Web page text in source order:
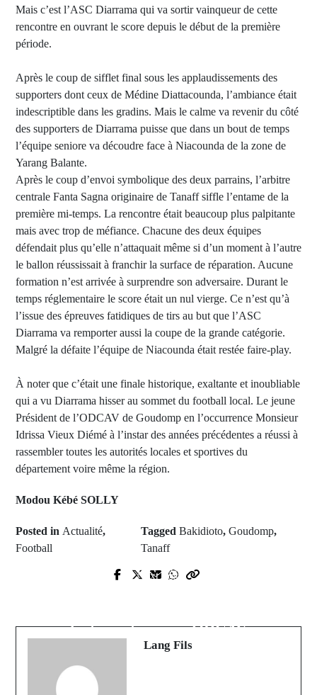
Mais c’est l’ASC Diarrama qui va sortir vainqueur de cette
rencontre en ouvrant le score depuis le début de la première
période.
Après le coup de sifflet final sous les applaudissements des
supporters dont ceux de Médine Diattacounda, l’ambiance était
indescriptible dans les gradins. Mais le calme va revenir du côté
des supporters de Diarrama puisse que dans un bout de temps
l’équipe seniore va découdre face à Niacounda de la zone de
Yarang Balante.
Après le coup d’envoi symbolique des deux parrains, l’arbitre
centrale Fanta Sagna originaire de Tanaff siffle l’entame de la
première mi-temps. La rencontre était beaucoup plus palpitante
mais avec trop de méfiance. Chacune des deux équipes
défendait plus qu’elle n’attaquait même si d’un moment à l’autre
le ballon réussissait à franchir la surface de réparation. Aucune
formation n’est arrivée à surprendre son adversaire. Durant le
temps réglementaire le score était un nul vierge. Ce n’est qu’à
l’issue des épreuves fatidiques de tirs au but que l’ASC
Diarrama va remporter aussi la coupe de la grande catégorie.
Malgré la défaite l’équipe de Niacounda était restée faire-play.
À noter que c’était une finale historique, exaltante et inoubliable
qui a vu Diarrama hisser au sommet du football local. Le jeune
Président de l’ODCAV de Goudomp en l’occurrence Monsieur
Idrissa Vieux Diémé à l’instar des années précédentes a réussi à
rassembler toutes les autorités locales et sportives du
département voire même la région.
Modou Kébé SOLLY
Posted in Actualité,
Football
TaggedBakidioto,Goudomp,
Tanaff
Prev Post
fortement appuyé ODCAV
Next Post
l'Afrique
Lang Fils